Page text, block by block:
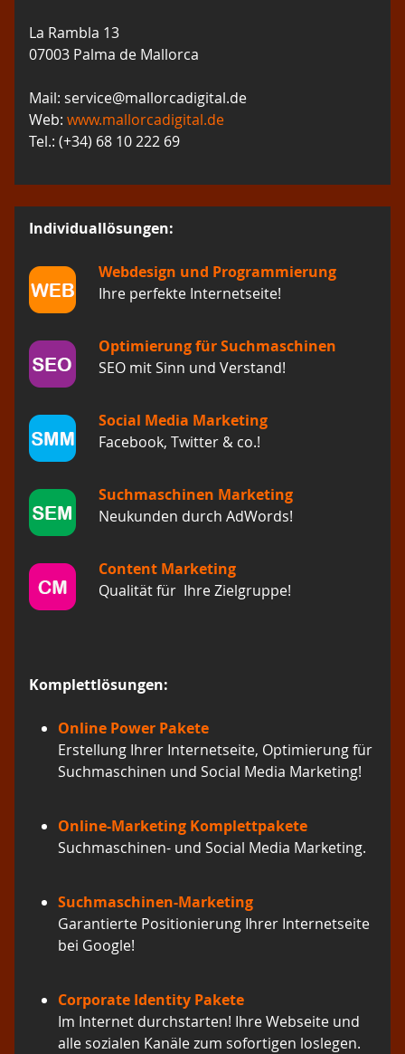
La Rambla 13
07003 Palma de Mallorca
Mail: service@mallorcadigital.de
Web: www.mallorcadigital.de
Tel.: (+34) 68 10 222 69
Individuallösungen:
Webdesign und Programmierung
Ihre perfekte Internetseite!
Optimierung für Suchmaschinen
SEO mit Sinn und Verstand!
Social Media Marketing
Facebook, Twitter & co.!
Suchmaschinen Marketing
Neukunden durch AdWords!
Content Marketing
Qualität für Ihre Zielgruppe!
Komplettlösungen:
Online Power Pakete
Erstellung Ihrer Internetseite, Optimierung für
Suchmaschinen und Social Media Marketing!
Online-Marketing Komplettpakete
Suchmaschinen- und Social Media Marketing.
Suchmaschinen-Marketing
Garantierte Positionierung Ihrer Internetseite
bei Google!
Corporate Identity Pakete
Im Internet durchstarten! Ihre Webseite und
alle sozialen Kanäle zum sofortigen loslegen.